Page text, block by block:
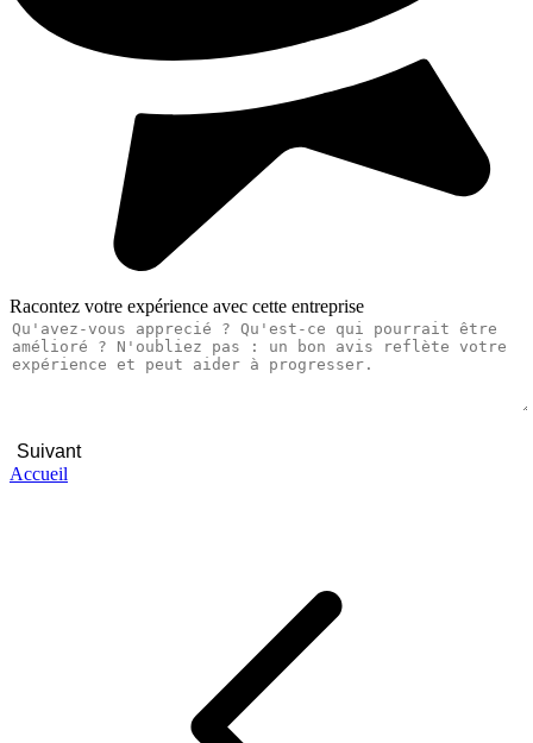
Racontez votre expérience avec cette entreprise
Suivant
Accueil